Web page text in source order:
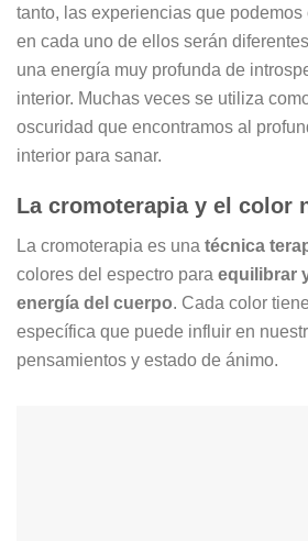
tanto, las experiencias que
en cada uno de ellos serán
una energía muy profunda de
interior. Muchas veces se utiliza
oscuridad que encontramos al
interior para sanar.
La cromoterapia y el color
La cromoterapia es una técnica
colores del espectro para equilibrar
energía del cuerpo. Cada color
específica que puede influir en
pensamientos y estado de ánimo.